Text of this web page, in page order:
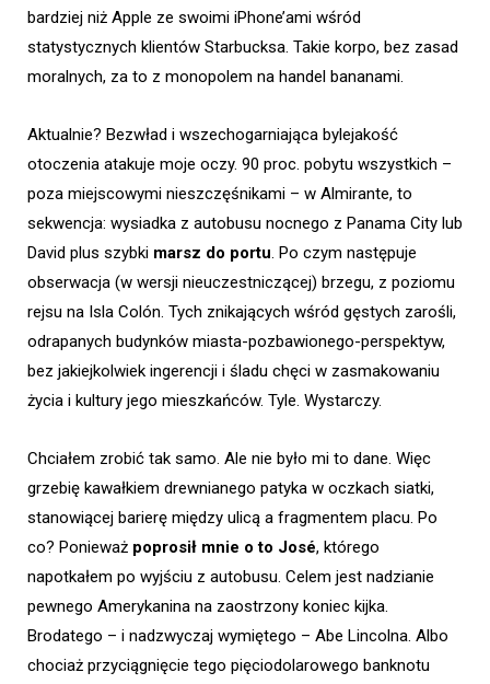
bardziej niż Apple ze swoimi iPhone’ami wśród
statystycznych klientów Starbucksa. Takie korpo, bez zasad
moralnych, za to z monopolem na handel bananami.
Aktualnie? Bezwład i wszechogarniająca bylejakość
otoczenia atakuje moje oczy. 90 proc. pobytu wszystkich –
poza miejscowymi nieszczęśnikami – w Almirante, to
sekwencja: wysiadka z autobusu nocnego z Panama City lub
David plus szybki marsz do portu. Po czym następuje
obserwacja (w wersji nieuczestniczącej) brzegu, z poziomu
rejsu na Isla Colón. Tych znikających wśród gęstych zarośli,
odrapanych budynków miasta-pozbawionego-perspektyw,
bez jakiejkolwiek ingerencji i śladu chęci w zasmakowaniu
życia i kultury jego mieszkańców. Tyle. Wystarczy.
Chciałem zrobić tak samo. Ale nie było mi to dane. Więc
grzebię kawałkiem drewnianego patyka w oczkach siatki,
stanowiącej barierę między ulicą a fragmentem placu. Po
co? Ponieważ poprosił mnie o to José, którego
napotkałem po wyjściu z autobusu. Celem jest nadzianie
pewnego Amerykanina na zaostrzony koniec kijka.
Brodatego – i nadzwyczaj wymiętego – Abe Lincolna. Albo
chociaż przyciągnięcie tego pięciodolarowego banknotu